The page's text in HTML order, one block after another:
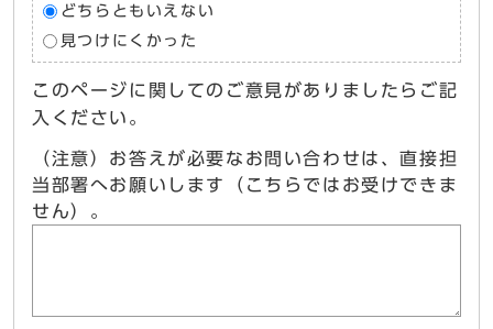
どちらともいえない
見つけにくかった
このページに関してのご意見がありましたらご記
入ください。
（注意）お答えが必要なお問い合わせは、直接担
当部署へお願いします（こちらではお受けできま
せん）。